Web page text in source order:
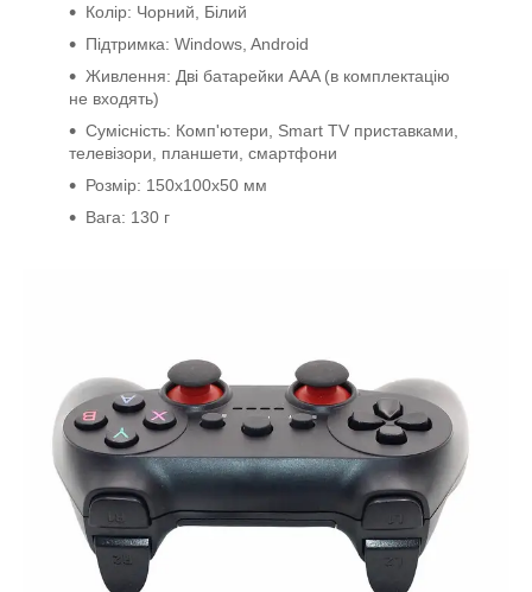
Колір: Чорний, Білий
Підтримка: Windows, Android
Живлення: Дві батарейки AAA (в комплектацію
не входять)
Сумісність: Комп'ютери, Smart TV приставками,
телевізори, планшети, смартфони
Розмір: 150х100х50 мм
Вага: 130 г